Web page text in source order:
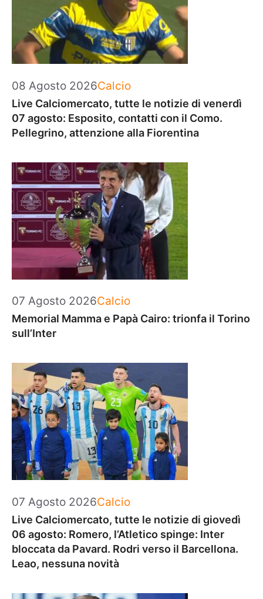
08 Agosto 2026Categorie
Calcio
Live Calciomercato, tutte le notizie di venerdì
07 agosto: Esposito, contatti con il Como.
Pellegrino, attenzione alla Fiorentina
07 Agosto 2026Categorie
Calcio
Memorial Mamma e Papà Cairo: trionfa il Torino
sull’Inter
07 Agosto 2026Categorie
Calcio
Live Calciomercato, tutte le notizie di giovedì
06 agosto: Romero, l’Atletico spinge: Inter
bloccata da Pavard. Rodri verso il Barcellona.
Leao, nessuna novità